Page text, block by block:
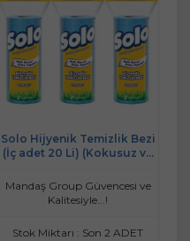
Solo Hijyenik Temizlik Bezi
(İç adet 20 Li) (Kokusuz ve
Mandaş Group Güvencesi ve
Kalitesiyle...!
Stok Miktarı : Son 2 ADET